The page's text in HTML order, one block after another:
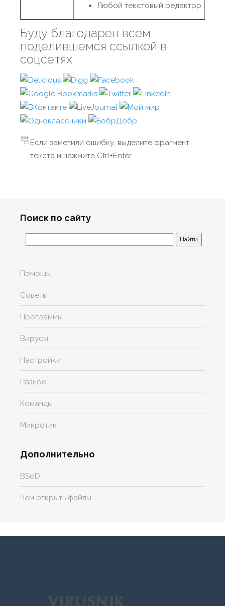
Любой текстовый редактор
Буду благодарен всем
поделившемся ссылкой в
соцсетях
Если заметили ошибку, выделите фрагмент
текста и нажмите Ctrl+Enter
Поиск по сайту
Помощь
Советы
Программы
Вирусы
Настройки
Разное
Команды
Микротик
Дополнительно
BSoD
Чем открыть файлы